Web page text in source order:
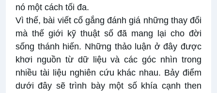
nó một cách tối đa.
Vì thế, bài viết cố gắng đánh giá những thay đổi
mà thế giới kỹ thuật số đã mang lại cho đời
sống thánh hiến. Những thảo luận ở đây được
khơi nguồn từ dữ liệu và các góc nhìn trong
nhiều tài liệu nghiên cứu khác nhau. Bảy điểm
dưới đây sẽ trình bày một số khía cạnh then